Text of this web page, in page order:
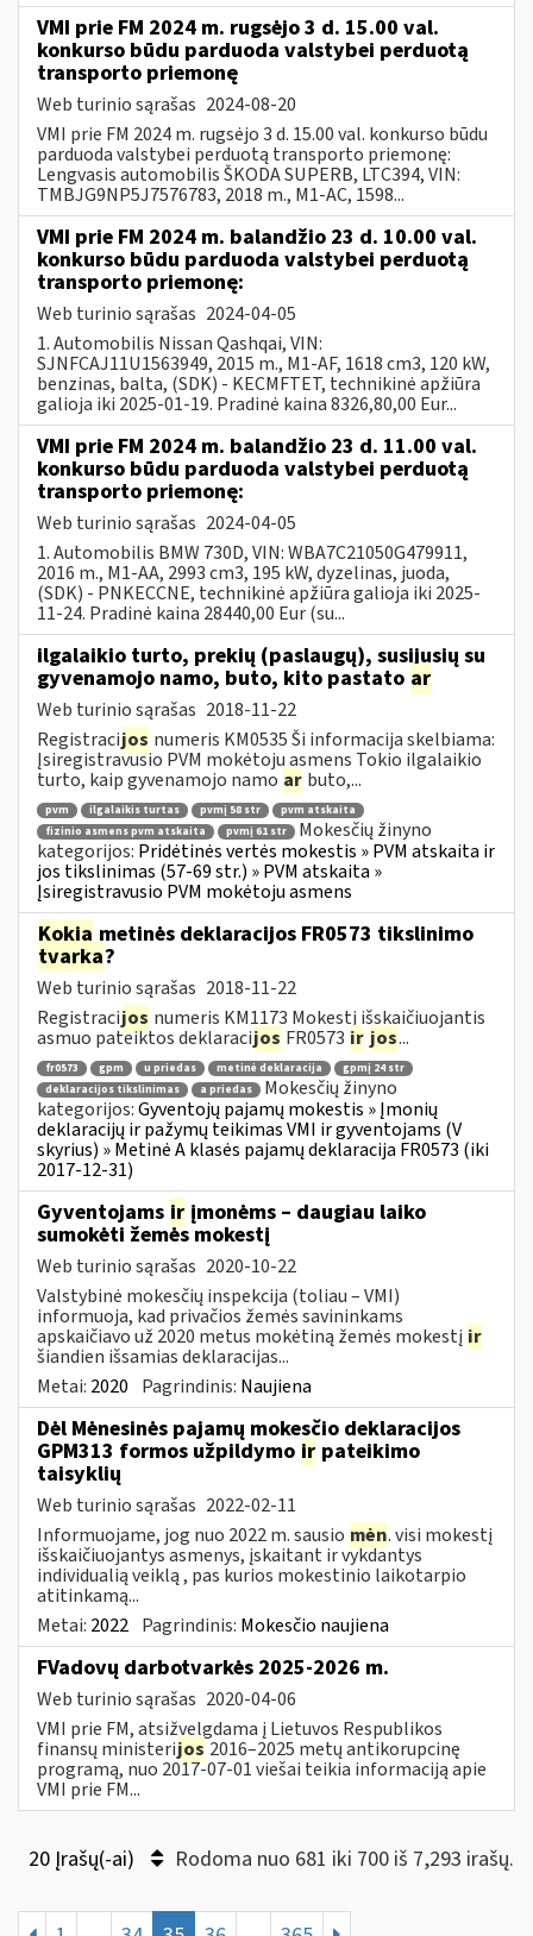
VMI prie FM 2024 m. rugsėjo 3 d. 15.00 val.
konkurso būdu parduoda valstybei perduotą
transporto priemonę
Web turinio sąrašas 2024-08-20
VMI prie FM 2024 m. rugsėjo 3 d. 15.00 val. konkurso būdu
parduoda valstybei perduotą transporto priemonę:
Lengvasis automobilis ŠKODA SUPERB, LTC394, VIN:
TMBJG9NP5J7576783, 2018 m., M1-AC, 1598...
VMI prie FM 2024 m. balandžio 23 d. 10.00 val.
konkurso būdu parduoda valstybei perduotą
transporto priemonę:
Web turinio sąrašas 2024-04-05
1. Automobilis Nissan Qashqai, VIN:
SJNFCAJ11U1563949, 2015 m., M1-AF, 1618 cm3, 120 kW,
benzinas, balta, (SDK) - KECMFTET, technikinė apžiūra
galioja iki 2025-01-19. Pradinė kaina 8326,80,00 Eur...
VMI prie FM 2024 m. balandžio 23 d. 11.00 val.
konkurso būdu parduoda valstybei perduotą
transporto priemonę:
Web turinio sąrašas 2024-04-05
1. Automobilis BMW 730D, VIN: WBA7C21050G479911,
2016 m., M1-AA, 2993 cm3, 195 kW, dyzelinas, juoda,
(SDK) - PNKECCNE, technikinė apžiūra galioja iki 2025-
11-24. Pradinė kaina 28440,00 Eur (su...
ilgalaikio turto, prekių (paslaugų), susijusių su
gyvenamojo namo, buto, kito pastato ar
Web turinio sąrašas 2018-11-22
Registracijos numeris KM0535 Ši informacija skelbiama:
Įsiregistravusio PVM mokėtoju asmens Tokio ilgalaikio
turto, kaip gyvenamojo namo ar buto,...
pvm ilgalaikis turtas pvmį 58 str
pvm atskaita
fizinio asmens pvm atskaita
pvmį 61 str
Mokesčių žinyno
kategorijos: Pridėtinės vertės mokestis » PVM atskaita ir
jos tikslinimas (57-69 str.) » PVM atskaita »
Įsiregistravusio PVM mokėtoju asmens
Kokia metinės deklaracijos FR0573 tikslinimo
tvarka?
Web turinio sąrašas 2018-11-22
Registracijos numeris KM1173 Mokestį išskaičiuojantis
asmuo pateiktos deklaracijos FR0573 ir jos...
fr0573 gpm u priedas metinė deklaracija
gpmį 24 str
deklaracijos tikslinimas
a priedas
Mokesčių žinyno
kategorijos:Gyventojų pajamų mokestis » Įmonių
deklaracijų ir pažymų teikimas VMI ir gyventojams (V
skyrius) » Metinė A klasės pajamų deklaracija FR0573 (iki
2017-12-31)
Gyventojams ir įmonėms – daugiau laiko
sumokėti žemės mokestį
Web turinio sąrašas 2020-10-22
Valstybinė mokesčių inspekcija (toliau – VMI)
informuoja, kad privačios žemės savininkams
apskaičiavo už 2020 metus mokėtiną žemės mokestį ir
šiandien išsamias deklaracijas...
Metai: 2020 Pagrindinis: Naujiena
Dėl Mėnesinės pajamų mokesčio deklaracijos
GPM313 formos užpildymo ir pateikimo
taisyklių
Web turinio sąrašas 2022-02-11
Informuojame, jog nuo 2022 m. sausio mėn. visi mokestį
išskaičiuojantys asmenys, įskaitant ir vykdantys
individualią veiklą , pas kurios mokestinio laikotarpio
atitinkamą...
Metai: 2022 Pagrindinis: Mokesčio naujiena
FVadovų darbotvarkės 2025-2026 m.
Web turinio sąrašas 2020-04-06
VMI prie FM, atsižvelgdama į Lietuvos Respublikos
finansų ministerijos 2016–2025 metų antikorupcinę
programą, nuo 2017-07-01 viešai teikia informaciją apie
VMI prie FM...
20 Įrašų(-ai) Rodoma nuo 681 iki 700 iš 7,293 irašų.